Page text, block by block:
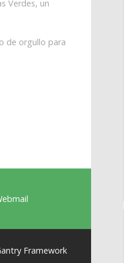
Verdes, un
de orgullo para
Framework